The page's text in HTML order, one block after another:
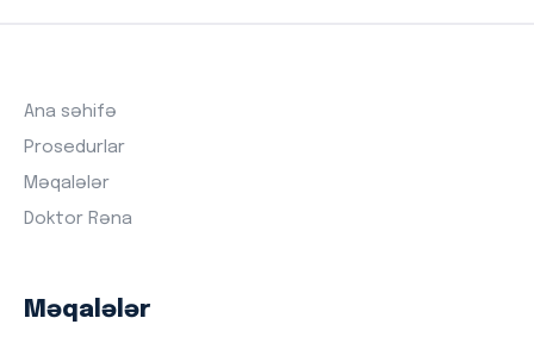
Ana səhifə
Prosedurlar
Məqalələr
Doktor Rəna
Məqalələr